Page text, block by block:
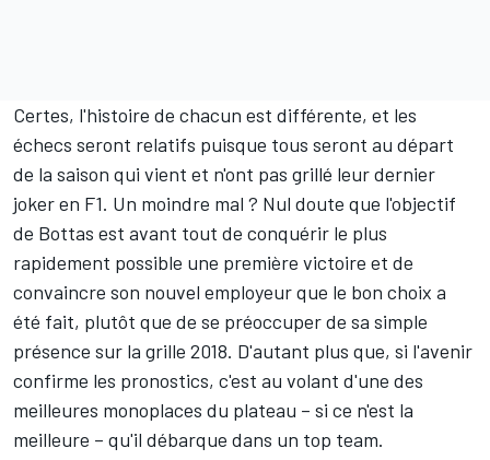
Certes, l'histoire de chacun est différente, et les
échecs seront relatifs puisque tous seront au départ
de la saison qui vient et n'ont pas grillé leur dernier
joker en F1. Un moindre mal ? Nul doute que l'objectif
de Bottas est avant tout de conquérir le plus
rapidement possible une première victoire et de
convaincre son nouvel employeur que le bon choix a
été fait, plutôt que de se préoccuper de sa simple
présence sur la grille 2018. D'autant plus que, si l'avenir
confirme les pronostics, c'est au volant d'une des
meilleures monoplaces du plateau – si ce n'est la
meilleure – qu'il débarque dans un top team.